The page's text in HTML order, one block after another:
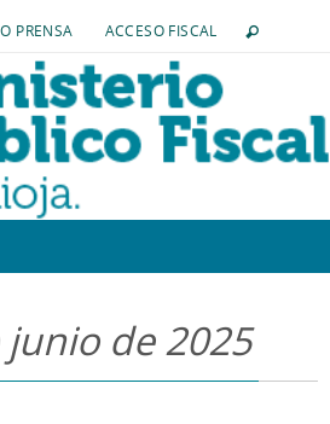
PRENSA ACCESO FISCAL
junio de 2025